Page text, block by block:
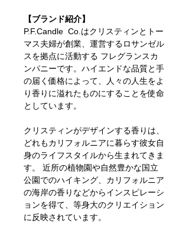
【ブランド紹介】
P.F.Candle Co.はクリスティンとトー
マス夫婦が創業、運営するロサンゼル
スを拠点に活動する フレグランスカ
ンパニーです。ハイエンドな品質と手
の届く価格によって、人々の人生をよ
り香りに溢れたものにすることを使命
としています。
クリスティンがデザインする香りは、
どれもカリフォルニアに暮らす彼女自
身のライフスタイルから生まれてきま
す。 近所の植物園や自然豊かな国立
公園でのハイキング、カリフォルニア
の海岸の香りなどからインスピレーシ
ョンを得て、等身大のクリエイション
に反映されています。